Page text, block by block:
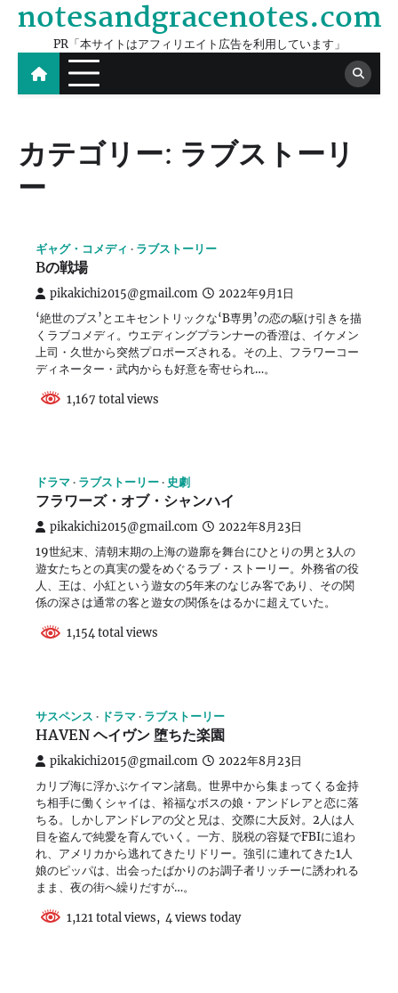
Skip
content
notesandgracenotes.com
PR「本サイトはアフィリエイト広告を利用しています」
カテゴリー: ラブストーリ
ー
ギャグ・コメディ ラブストーリー
Bの戦場
pikakichi2015@gmail.com 2022年9月1日
‘絶世のブス’とエキセントリックな‘B専男’の恋の駆け引きを描
くラブコメディ。ウエディングプランナーの香澄は、イケメン
上司・久世から突然プロポーズされる。その上、フラワーコー
ディネーター・武内からも好意を寄せられ…。
1,167 total views
ドラマ ラブストーリー 史劇
フラワーズ・オブ・シャンハイ
pikakichi2015@gmail.com 2022年8月23日
19世紀末、清朝末期の上海の遊廓を舞台にひとりの男と3人の
遊女たちとの真実の愛をめぐるラブ・ストーリー。外務省の役
人、王は、小紅という遊女の5年来のなじみ客であり、その関
係の深さは通常の客と遊女の関係をはるかに超えていた。
1,154 total views
サスペンス ドラマ ラブストーリー
HAVEN ヘイヴン 堕ちた楽園
pikakichi2015@gmail.com 2022年8月23日
カリブ海に浮かぶケイマン諸島。世界中から集まってくる金持
ち相手に働くシャイは、裕福なボスの娘・アンドレアと恋に落
ちる。しかしアンドレアの父と兄は、交際に大反対。2人は人
目を盗んで純愛を育んでいく。一方、脱税の容疑でFBIに追わ
れ、アメリカから逃れてきたリドリー。強引に連れてきた1人
娘のピッパは、出会ったばかりのお調子者リッチーに誘われる
まま、夜の街へ繰りだすが…。
1,121 total views, 4 views today